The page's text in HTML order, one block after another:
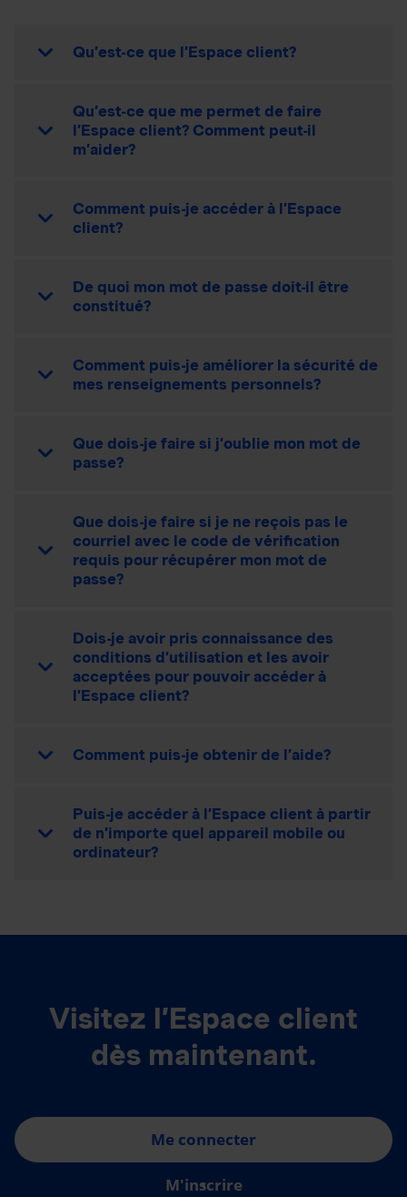
Qu’est-ce que l’Espace client?
Qu’est-ce que me permet de faire
l’Espace client? Comment peut-il
m’aider?
Comment puis-je accéder à l’Espace
client?
De quoi mon mot de passe doit-il être
constitué?
Comment puis-je améliorer la sécurité de
mes renseignements personnels?
Que dois-je faire si j’oublie mon mot de
passe?
Que dois-je faire si je ne reçois pas le
courriel avec le code de vérification
requis pour récupérer mon mot de
passe?
Dois-je avoir pris connaissance des
conditions d’utilisation et les avoir
acceptées pour pouvoir accéder à
l’Espace client?
Comment puis-je obtenir de l’aide?
Puis-je accéder à l’Espace client à partir
de n’importe quel appareil mobile ou
ordinateur?
Visitez l’Espace client
dès maintenant.
Me connecter
M'inscrire